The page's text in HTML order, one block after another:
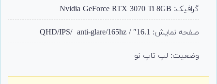
گرافیک: Nvidia GeForce RTX 3070 Ti 8GB
صفحه نمایش: 16.1″ / QHD/IPS/ anti-glare/165hz
وضعیت: لپ تاپ نو